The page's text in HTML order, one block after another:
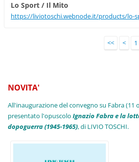
Lo Sport / Il Mito
https://liviotoschi.webnode.it/products/lo-
<< < 1
NOVITA'
All'inaugurazione del convegno su Fabra (11
presentato l'opuscoloIgnazio Fabra e la
dopoguerra (1945-1965), di LIVIO TOSCHI.